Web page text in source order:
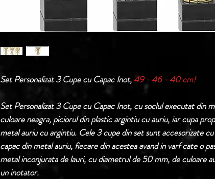
Set Personalizat 3 Cupe cu Capac Inot, 49 - 46 - 40 cm!
Set Personalizat 3 Cupe cu Capac Inot, cu soclul executat din
culoare neagra, piciorul din plastic argintiu cu auriu, iar cupa
metal auriu cu argintiu. Cele 3 cupe din set sunt accesorizate
capac din metal auriu, fiecare din acestea avand in varf cate o
metal inconjurata de lauri, cu diametrul de 50 mm, de culoare
un inotator.